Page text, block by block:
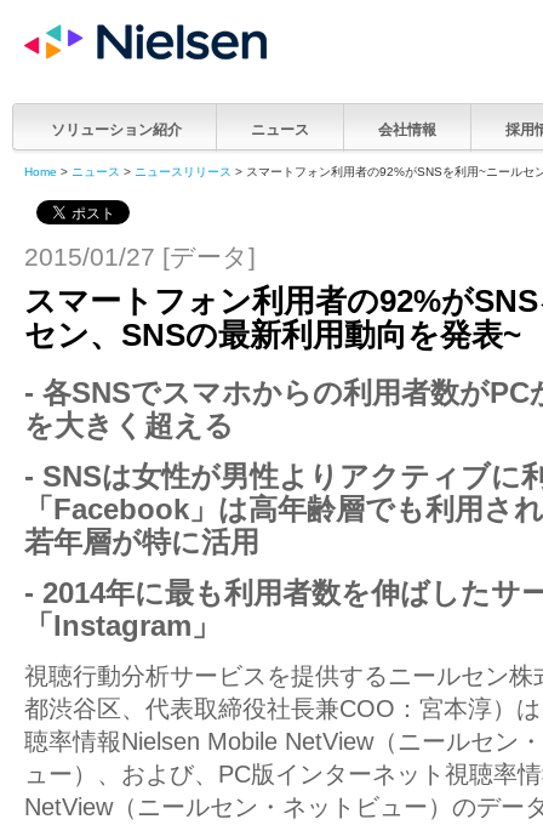
ソリューション紹介 ニュース 会社情報 採用
Home > ニュース > ニュースリリース > スマートフォン利用者の92%がSNSを利用~ニールセ
2015/01/27 [データ]
スマートフォン利用者の92%が
セン、SNSの最新利用動向を発表~
- 各SNSでスマホからの利用者数がPC
を大きく超える
- SNSは女性が男性よりアクティブに
「Facebook」は高年齢層でも利用さ
若年層が特に活用
- 2014年に最も利用者数を伸ばしたサ
「Instagram」
視聴行動分析サービスを提供するニールセン株
都渋谷区、代表取締役社長兼COO：宮本淳）
聴率情報Nielsen Mobile NetView（ニールセン
ュー）、および、PC版インターネット視聴率
NetView（ニールセン・ネットビュー）のデー